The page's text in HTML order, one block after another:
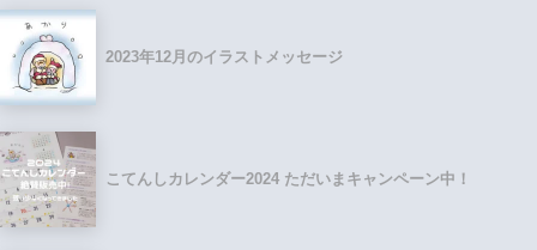
2023年12月のイラストメッセージ
こてんしカレンダー2024 ただいまキャンペーン中！